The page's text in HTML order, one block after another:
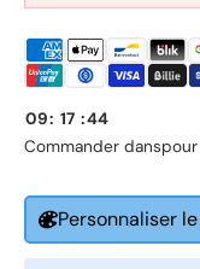
Telefon
Postnummer *
Commander dans
09: 17 :44
Personnaliser